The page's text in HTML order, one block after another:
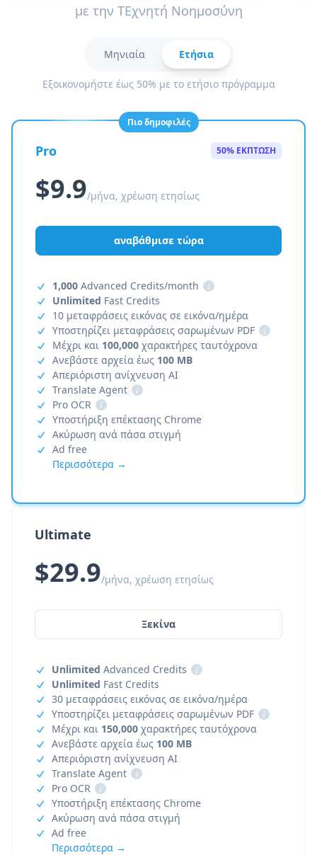
με την ΤΕχνητή Νοημοσύνη
Μηνιαία Ετήσια
Εξοικονομήστε έως 50% με το ετήσιο πρόγραμμα
Πιο δημοφιλές
Pro 50% ΕΚΠΤΩΣΗ
$9.9/μήνα, χρέωση ετησίως
αναβάθμισε τώρα
1,000 Advanced Credits/month
i
Unlimited Fast Credits
10 μεταφράσεις εικόνας σε εικόνα/ημέρα
Υποστηρίζει μεταφράσεις σαρωμένων PDF
i
Μέχρι και 100,000 χαρακτήρες ταυτόχρονα
Ανεβάστε αρχεία έως 100 MB
Απεριόριστη ανίχνευση AI
Translate Agent
i
Pro OCR
i
Υποστήριξη επέκτασης Chrome
Ακύρωση ανά πάσα στιγμή
Ad free
Περισσότερα →
Ultimate
$29.9/μήνα, χρέωση ετησίως
Ξεκίνα
Unlimited Advanced Credits
i
Unlimited Fast Credits
30 μεταφράσεις εικόνας σε εικόνα/ημέρα
Υποστηρίζει μεταφράσεις σαρωμένων PDF
i
Μέχρι και 150,000 χαρακτήρες ταυτόχρονα
Ανεβάστε αρχεία έως 100 MB
Απεριόριστη ανίχνευση AI
Translate Agent
i
Pro OCR
i
Υποστήριξη επέκτασης Chrome
Ακύρωση ανά πάσα στιγμή
Ad free
Περισσότερα →